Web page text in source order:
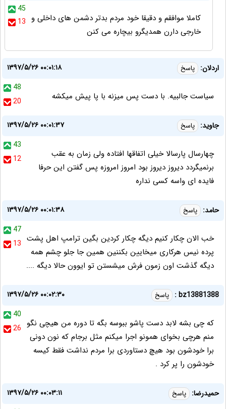
45
13 کاملا موافقم و دقیقا خود مردم بدتر دشمن های داخلی و
خارجی دارن همدیگرو بیچاره می کنن
اردلان: پاسخ
۱۳۹۷/۵/۲۶ ۰۰:۰۱:۱۸
48
20
سیاست جالبیه. با دست پس میزنه با پا پیش میکشه
جاوید: پاسخ
۱۳۹۷/۵/۲۶ ۰۰:۰۱:۳۷
43
12
چهارسال پارسالا خیلی اتفاقها افتاده ولی زمان به عقب
برنمیگردد دیروز دیروز بود امروز امروزه پس گفتن این حرفا
فایده ای واسه کسی نداره
حامد: پاسخ
۱۳۹۷/۵/۲۶ ۰۰:۰۱:۳۸
47
13 خب الان چکار کنیم دیگه چکار کردین بگین ترامپ اهل پشت
پرده نیس هرکاری میخایین بکننین همین جا جلو چشم همه
دیگه گذشت اون زمون فرش میشستن تو ایوون حالا دیگه ....
bz13881388 : پاسخ
۱۳۹۷/۵/۲۶ ۰۰:۰۲:۳۰
40
26 که چی بشه لابد دست پاشو ببوسه بگه تا دوره من هیچی نگو
منم هرچی بخوای همونو اجرا میکنم مثل برجام که نون دونی
برا خودشون بود هیچ دستاوردی برا مردم نداشت فقط کیسه
خودشون را پر کرد .
حمیدرضا: پاسخ
۱۳۹۷/۵/۲۶ ۰۰:۰۳:۱۱